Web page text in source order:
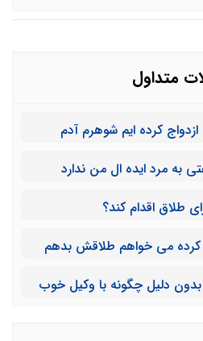
متداول
کرده ایم شوهرم آدم
تحمل کنم. ایا می توانم طلاق
به مرد ایده ال من ندارد
شوم. سریعترین راه برای
کرده می خواهم طلاقش بدهم
دلیل چگونه با وکیل خوب